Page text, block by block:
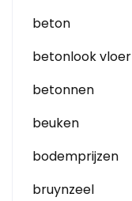
beton
betonlook vloer
betonnen
beuken
bodemprijzen
bruynzeel